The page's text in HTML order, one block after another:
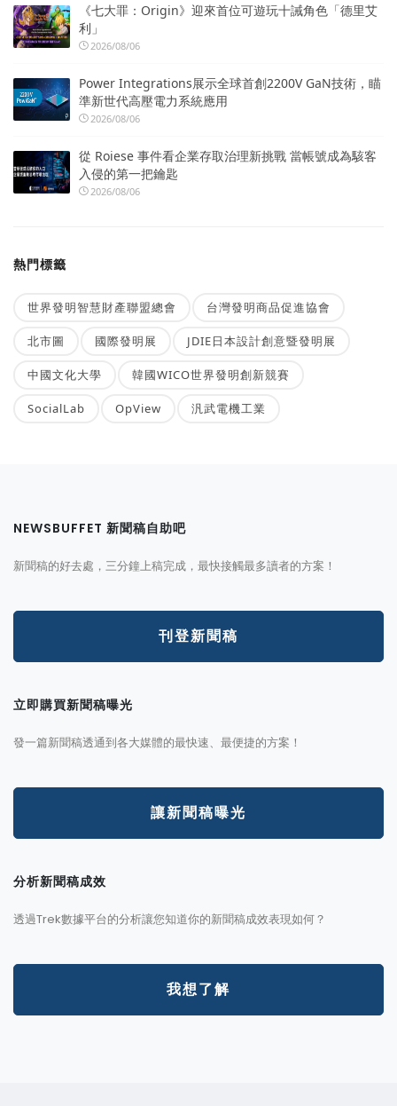
《七大罪：Origin》迎來首位可遊玩十誡角色「德里艾
利」
2026/08/06
Power Integrations展示全球首創2200V GaN技術，瞄
準新世代高壓電力系統應用
2026/08/06
從 Roiese 事件看企業存取治理新挑戰 當帳號成為駭客
入侵的第一把鑰匙
2026/08/06
熱門標籤
世界發明智慧財產聯盟總會 台灣發明商品促進協會
北市圖 國際發明展 JDIE日本設計創意暨發明展
中國文化大學 韓國WICO世界發明創新競賽
SocialLab OpView 汎武電機工業
NEWSBUFFET 新聞稿自助吧
新聞稿的好去處，三分鐘上稿完成，最快接觸最多讀者的方案！
刊登新聞稿
立即購買新聞稿曝光
發一篇新聞稿透通到各大媒體的最快速、最便捷的方案！
讓新聞稿曝光
分析新聞稿成效
透過Trek數據平台的分析讓您知道你的新聞稿成效表現如何？
我想了解